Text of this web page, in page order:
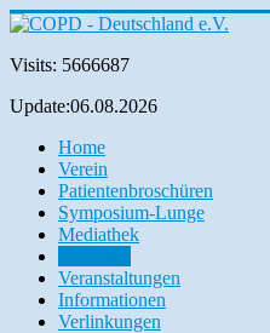
Visits: 5666687
Update:06.08.2026
Home
Verein
Patientenbroschüren
Symposium-Lunge
Mediathek
Veranstaltungen
Informationen
Verlinkungen